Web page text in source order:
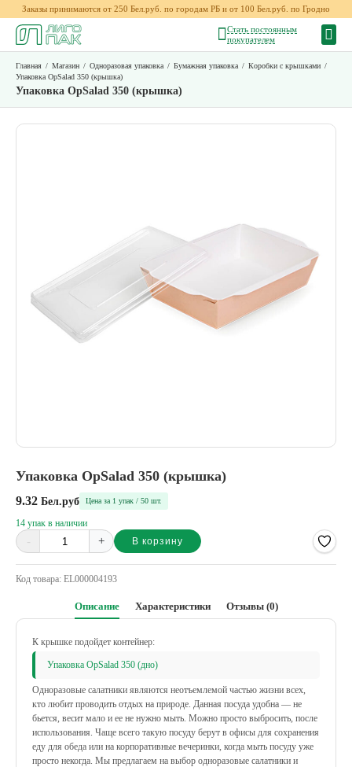
Заказы принимаются от 250 Бел.руб. по городам РБ и от 100 Бел.руб. по Гродно
Стать постоянным
покупателем
Главная / Магазин / Одноразовая упаковка / Бумажная упаковка / Коробки с крышками /
Упаковка OpSalad 350 (крышка)
Упаковка OpSalad 350 (крышка)
Упаковка OpSalad 350 (крышка)
9.32 Бел.руб Цена за 1 упак / 50 шт.
14 упак в наличии
- + В корзину
Alternative:
Код товара: EL000004193
Описание Характеристики Отзывы (0)
К крышке подойдет контейнер:
Упаковка OpSalad 350 (дно)
Одноразовые салатники являются неотъемлемой частью жизни всех,
кто любит проводить отдых на природе. Данная посуда удобна — не
бьется, весит мало и ее не нужно мыть. Можно просто выбросить, после
использования. Чаще всего такую посуду берут в офисы для сохранения
еду для обеда или на корпоративные вечеринки, когда мыть посуду уже
просто некогда. Мы предлагаем на выбор одноразовые салатники и